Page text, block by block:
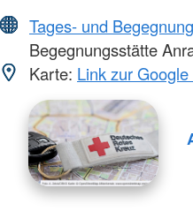
Tages- und
Begegnungsstätte
Karte: Link zur